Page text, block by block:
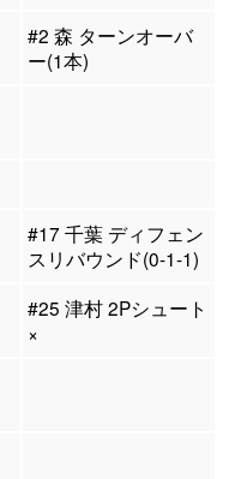
#2 森 ターンオーバ
ー(1本)
#17 千葉 ディフェン
スリバウンド(0-1-1)
#25 津村 2Pシュート
×